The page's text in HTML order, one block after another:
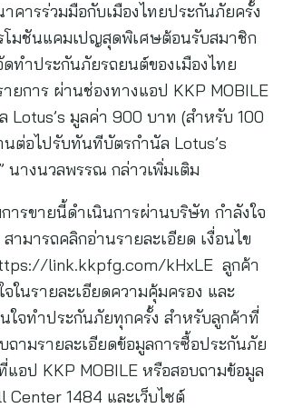
คารร่วมมือกับเมืองไทยประกันภัยครั้ง
โมชันแคมเปญสุดพิเศษต้อนรับสมาชิก
ทำประกันภัยรถยนต์ของเมืองไทย
ยการ ผ่านช่องทางแอป KKP MOBILE
Lotus’s มูลค่า 900 บาท (สำหรับ 100
ต่อไปรับทันทีบัตรกำนัล Lotus’s
นางนวลพรรณ กล่าวเพิ่มเติม
ารขายนี้ดำเนินการผ่านบริษัท กำลังใจ
สามารถคลิกอ่านรายละเอียด เงื่อนไข
link.kkpfg.com/kHxLE ลูกค้า
จในรายละเอียดความคุ้มครอง และ
ใจทำประกันภัยทุกครั้ง สำหรับลูกค้าที่
ถามรายละเอียดข้อมูลการซื้อประกันภัย
แอป KKP MOBILE หรือสอบถามข้อมูล
Center 1484 และเว็บไซต์